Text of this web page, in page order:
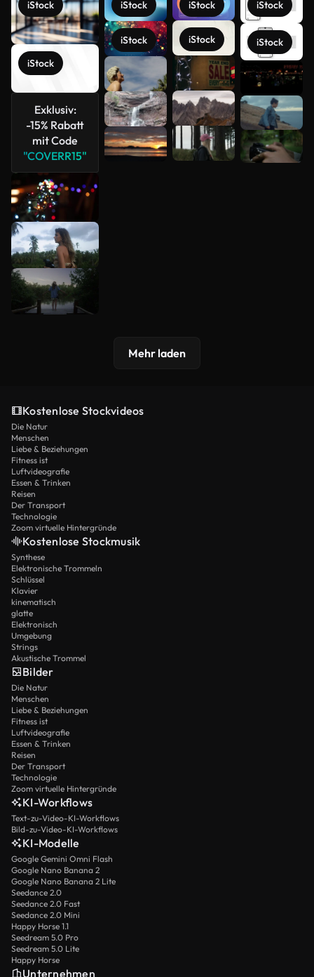
iStock
iStock
Exklusiv:
-15% Rabatt
mit Code
"COVERR15"
iStock
iStock
iStock
iStock
iStock
iStock
Mehr
anzeigen
Mehr laden
Kostenlose Stockvideos
Die Natur
Menschen
Liebe & Beziehungen
Fitness ist
Luftvideografie
Essen & Trinken
Reisen
Der Transport
Technologie
Zoom virtuelle Hintergründe
Kostenlose Stockmusik
Synthese
Elektronische Trommeln
Schlüssel
Klavier
kinematisch
glatte
Elektronisch
Umgebung
Strings
Akustische Trommel
Bilder
Die Natur
Menschen
Liebe & Beziehungen
Fitness ist
Luftvideografie
Essen & Trinken
Reisen
Der Transport
Technologie
Zoom virtuelle Hintergründe
KI-Workflows
Text-zu-Video-KI-Workflows
Bild-zu-Video-KI-Workflows
KI-Modelle
Google Gemini Omni Flash
Google Nano Banana 2
Google Nano Banana 2 Lite
Seedance 2.0
Seedance 2.0 Fast
Seedance 2.0 Mini
Happy Horse 1.1
Seedream 5.0 Pro
Seedream 5.0 Lite
Happy Horse
Unternehmen